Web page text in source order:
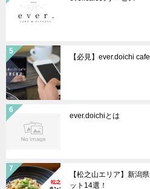
【必見】ever.doichi
ever.doichiとは
【松之山エリア】新潟
ット14選！